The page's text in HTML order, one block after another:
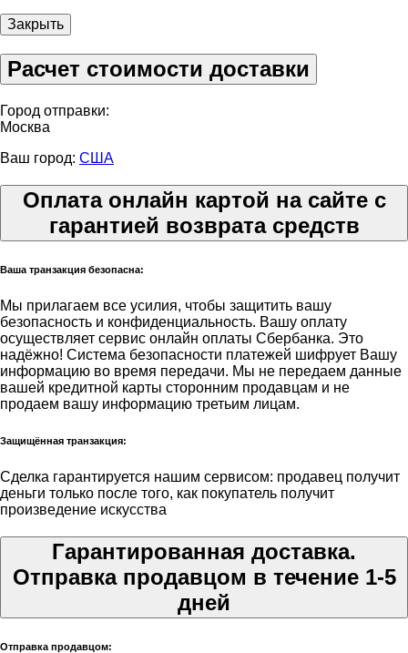
Закрыть
Расчет стоимости доставки
Город отправки:
Москва
Ваш город: США
Оплата онлайн картой на сайте с
гарантией возврата средств
Ваша транзакция безопасна:
Мы прилагаем все усилия, чтобы защитить вашу
безопасность и конфиденциальность. Вашу оплату
осуществляет сервис онлайн оплаты Сбербанка. Это
надёжно! Система безопасности платежей шифрует Вашу
информацию во время передачи. Мы не передаем данные
вашей кредитной карты сторонним продавцам и не
продаем вашу информацию третьим лицам.
Защищённая транзакция:
Сделка гарантируется нашим сервисом: продавец получит
деньги только после того, как покупатель получит
произведение искусства
Гарантированная доставка.
Отправка продавцом в течение 1-5
дней
Отправка продавцом: